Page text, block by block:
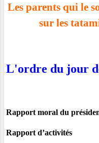
Les parents qui le
sur les
L'ordre du jour
Rapport moral du
Rapport d’activités